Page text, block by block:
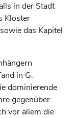
in der Stadt
Kloster
das Kapitel
in G.
dominierende
gegenüber
vor allem die